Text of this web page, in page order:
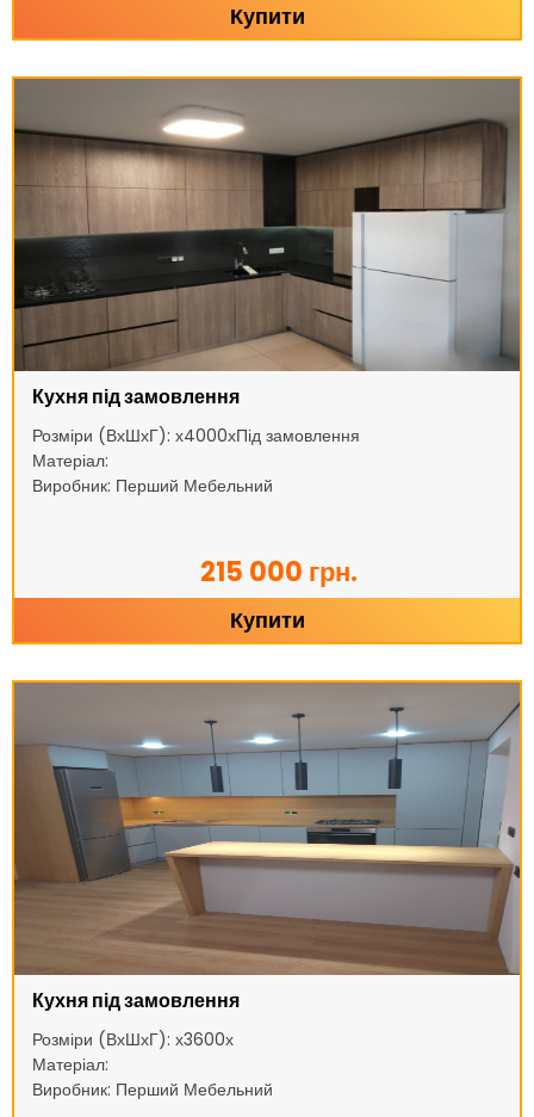
Купити
Кухня під замовлення
Розміри (ВхШхГ): х4000хПід замовлення
Матеріал:
Виробник: Перший Мебельний
215 000 грн.
Купити
Кухня під замовлення
Розміри (ВхШхГ): х3600х
Матеріал:
Виробник: Перший Мебельний